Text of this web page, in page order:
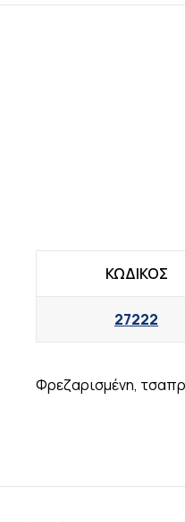
ΚΩΔΙΚΟΣ
27222
Φρεζαρισμένη,